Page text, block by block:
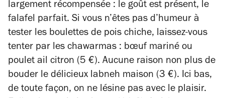
largement récompensée : le goût est présent, le
falafel parfait. Si vous n’êtes pas d’humeur à
tester les boulettes de pois chiche, laissez-vous
tenter par les chawarmas : bœuf mariné ou
poulet ail citron (5 €). Aucune raison non plus de
bouder le délicieux labneh maison (3 €). Ici bas,
de toute façon, on ne lésine pas avec le plaisir.